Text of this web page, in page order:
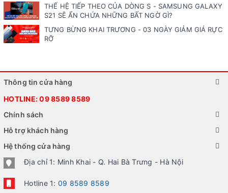
THẾ HỆ TIẾP THEO CỦA DÒNG S - SAMSUNG GALAXY
S21 SẼ ẨN CHỨA NHỮNG BẤT NGỜ GÌ?
TƯNG BỪNG KHAI TRƯƠNG - 03 NGÀY GIẢM GIÁ RỰC
RỠ
Thông tin cửa hàng
HOTLINE:09 8589 8589
Chính sách
Hỗ trợ khách hàng
Hệ thống cửa hàng
Địa chỉ 1: Minh Khai - Q. Hai Bà Trưng - Hà Nội
Hotline 1: 09 8589 8589